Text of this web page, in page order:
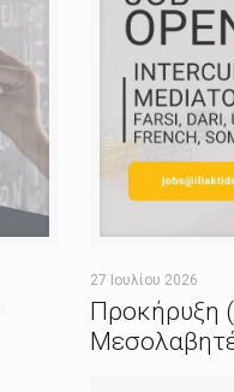
27 Ιουλίου 2026
Προκήρυξη